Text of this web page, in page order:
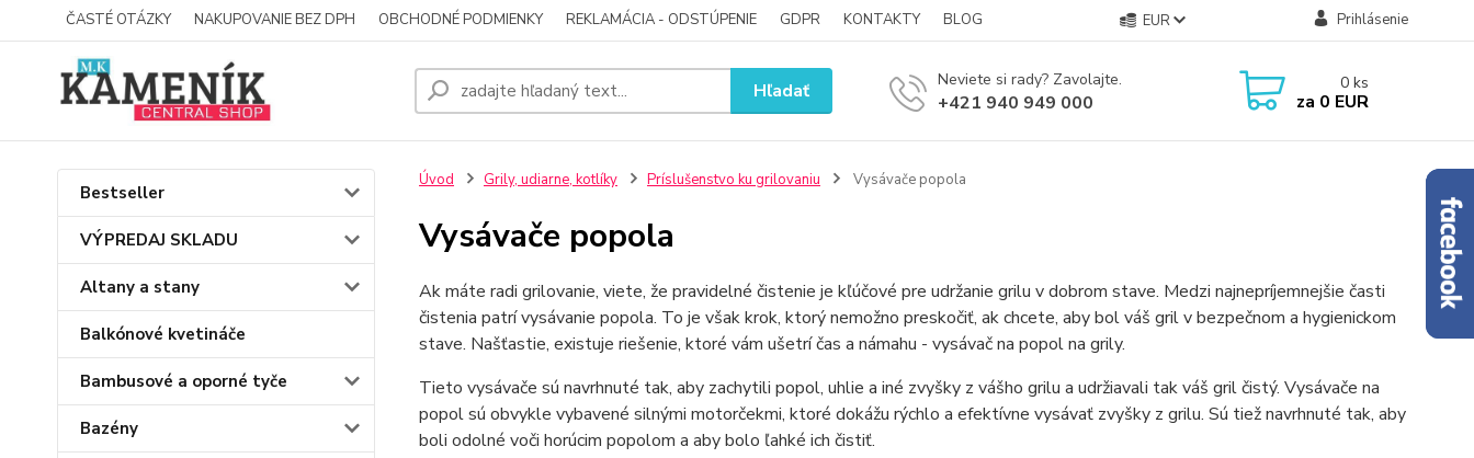
ČASTÉ OTÁZKY NAKUPOVANIE BEZ DPH OBCHODNÉ PODMIENKY REKLAMÁCIA - ODSTÚPENIE GDPR KONTAKTY BLOG EUR Prihlásenie
Hľadať Neviete si rady? Zavolajte.
+421 940 949 000
0 ks
za 0 EUR
Bestseller
VÝPREDAJ SKLADU
Altany a stany
Balkónové kvetináče
Bambusové a oporné tyče
Bazény
Úvod Grily, udiarne, kotlíky Príslušenstvo ku grilovaniu Vysávače popola
Vysávače popola
Ak máte radi grilovanie, viete, že pravidelné čistenie je kľúčové pre udržanie grilu v dobrom stave. Medzi najnepríjemnejšie časti
čistenia patrí vysávanie popola. To je však krok, ktorý nemožno preskočiť, ak chcete, aby bol váš gril v bezpečnom a hygienickom
stave. Našťastie, existuje riešenie, ktoré vám ušetrí čas a námahu - vysávač na popol na grily.
Tieto vysávače sú navrhnuté tak, aby zachytili popol, uhlie a iné zvyšky z vášho grilu a udržiavali tak váš gril čistý. Vysávače na
popol sú obvykle vybavené silnými motorčekmi, ktoré dokážu rýchlo a efektívne vysávať zvyšky z grilu. Sú tiež navrhnuté tak, aby
boli odolné voči horúcim popolom a aby bolo ľahké ich čistiť.